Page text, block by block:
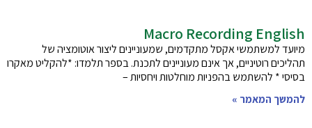
Macro Recording English
מיועד למשתמשי אקסל מתקדמים, שמעוניינים ליצור אוטומציה של
תהליכים רוטיניים, אך אינם מעוניינים לתכנת. בספר תלמדו: *להקליט מאקרו
בסיסי * להשתמש בהפניות מוחלטות ויחסיות –
להמשך המאמר »